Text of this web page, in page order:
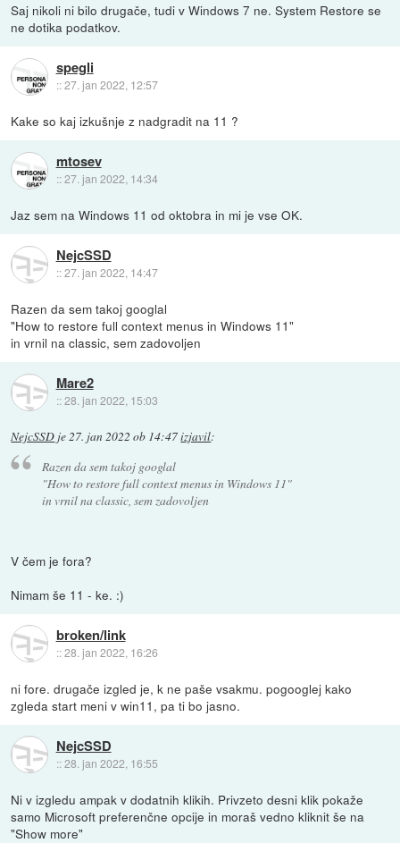
Saj nikoli ni bilo drugače, tudi v Windows 7 ne. System Restore se
ne dotika podatkov.
spegli
::27. jan 2022, 12:57
Kake so kaj izkušnje z nadgradit na 11 ?
mtosev
::27. jan 2022, 14:34
Jaz sem na Windows 11 od oktobra in mi je vse OK.
NejcSSD
::27. jan 2022, 14:47
Razen da sem takoj googlal
"How to restore full context menus in Windows 11"
in vrnil na classic, sem zadovoljen
Mare2
::28. jan 2022, 15:03
NejcSSD je27. jan 2022 ob 14:47izjavil:
Razen da sem takoj googlal
"How to restore full context menus in Windows 11"
in vrnil na classic, sem zadovoljen
V čem je fora?
Nimam še 11 - ke. :)
broken/link
::28. jan 2022, 16:26
ni fore. drugače izgled je, k ne paše vsakmu. pogooglej kako
zgleda start meni v win11, pa ti bo jasno.
NejcSSD
::28. jan 2022, 16:55
Ni v izgledu ampak v dodatnih klikih. Privzeto desni klik pokaže
samo Microsoft preferenčne opcije in moraš vedno kliknit še na
"Show more"